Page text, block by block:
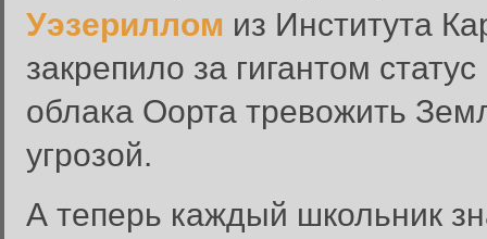
Уэзериллом из Института
закрепило за гигантом
облака Оорта тревожить
угрозой.
А теперь каждый школьник